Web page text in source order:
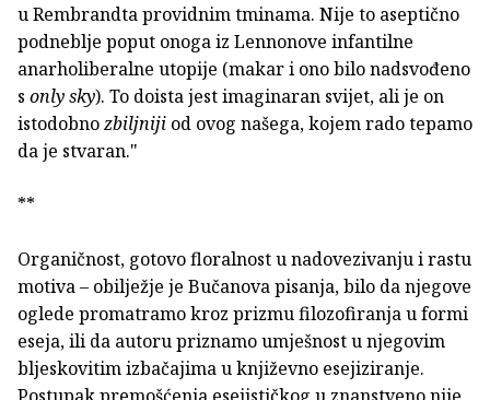
u Rembrandta providnim tminama. Nije to aseptično
podneblje poput onoga iz Lennonove infantilne
anarholiberalne utopije (makar i ono bilo nadsvođeno
s only sky). To doista jest imaginaran svijet, ali je on
istodobnozbiljniji od ovog našega, kojem rado tepamo
da je stvaran."
**
Organičnost, gotovo floralnost u nadovezivanju i rastu
motiva – obilježje je Bučanova pisanja, bilo da njegove
oglede promatramo kroz prizmu filozofiranja u formi
eseja, ili da autoru priznamo umješnost u njegovim
bljeskovitim izbačajima u književno esejiziranje.